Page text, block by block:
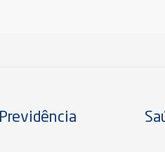
Previdência